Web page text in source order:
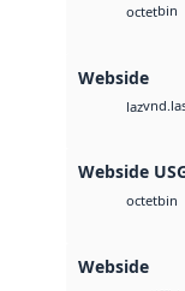
octetbin
Webside
laz
Webside
octetbin
Webside